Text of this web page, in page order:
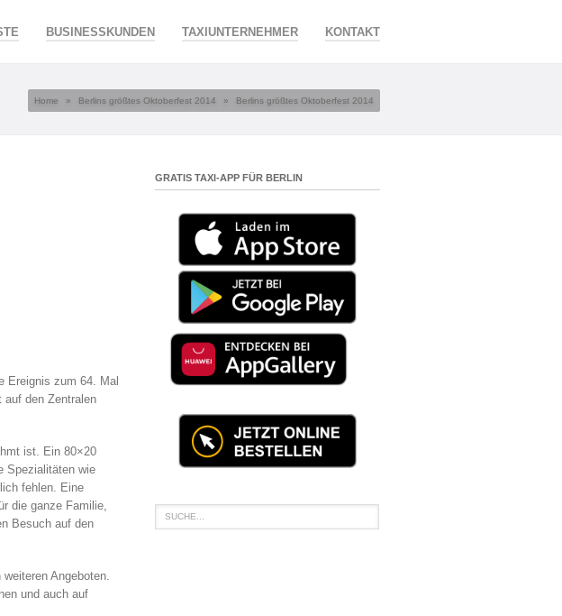
BUSINESSKUNDEN TAXIUNTERNEHMER KONTAKT
Home » Berlins größtes Oktoberfest 2014 » Berlins größtes Oktoberfest 2014
Ereignis zum 64. Mal
den Zentralen
ist. Ein 80×20
Spezialitäten wie
fehlen. Eine
die ganze Familie,
Besuch auf den
Angeboten.
und auch auf
GRATIS TAXI-APP FÜR BERLIN